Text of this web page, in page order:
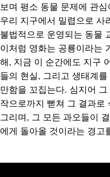
보며 평소 동물 문제에 관
우리 지구에서 밀렵으로 사
불법적으로 운영되는 동물
이처럼 영화는 공룡이라는
해, 지금 이 순간에도 지구
들의 현실, 그리고 생태계
만함을 꼬집는다. 심지어
작으로까지 뻗쳐 그 결과로
그리며, 그 모든 과오들이
에게 돌아올 것이라는 경고